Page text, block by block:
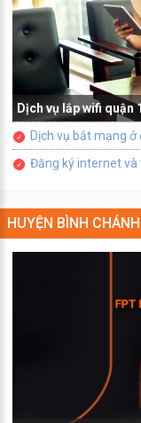
Dịch vụ lắp wifi quận
Dịch vụ bắt mạng
Đăng ký internet và
HUYỆN BÌNH CHÁNH